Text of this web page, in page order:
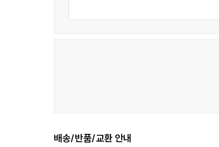
배송/반품/교환 안내